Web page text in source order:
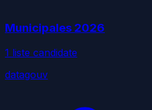
Municipales 2026
1 liste candidate
datagouv